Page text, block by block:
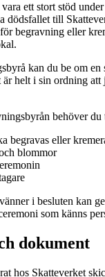
ett stort stöd
dödsfallet till
begravning eller
kan du be om
är helt i sin ordning
behöver
begravas eller
blommor
i besluten kan
som känns
dokument
hos Skatteverket